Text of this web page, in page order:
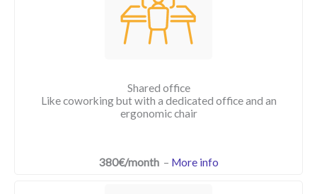
Shared office
Like coworking but with a dedicated office and an
ergonomic chair
380€/month – More info